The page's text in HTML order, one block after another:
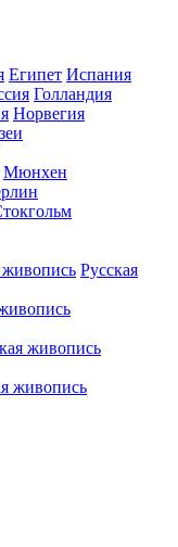
Египет Испания
Голландия
Норвегия
Мюнхен
Русская
живопись
живопись